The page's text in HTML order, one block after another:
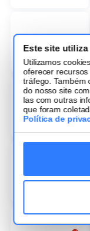
Este site
Utilizamos
oferecer
tráfego. Também
do nosso site
las com outras
que foram
Política de